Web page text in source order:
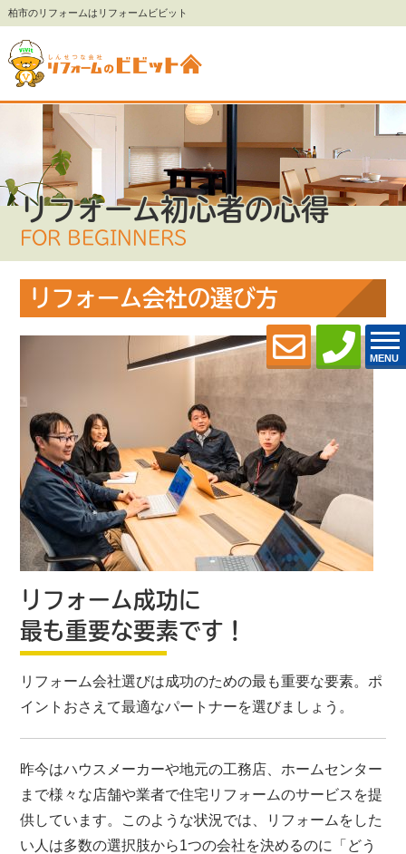
柏市のリフォームはリフォームビビット
MENU
リフォーム初心者の心得
FOR BEGINNERS
リフォーム会社の選び方
リフォーム成功に
最も重要な要素です！
リフォーム会社選びは成功のための最も重要な要素。ポ
イントおさえて最適なパートナーを選びましょう。
昨今はハウスメーカーや地元の工務店、ホームセンター
まで様々な店舗や業者で住宅リフォームのサービスを提
供しています。このような状況では、リフォームをした
い人は多数の選択肢から1つの会社を決めるのに「どう